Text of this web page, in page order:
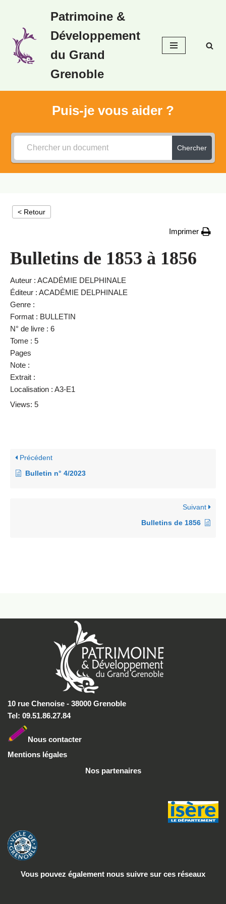
au
contenu
Patrimoine &
Développement
du Grand
Grenoble
Puis-je vous aider ?
Chercher
< Retour
Imprimer
Bulletins de 1853 à 1856
Auteur : ACADÉMIE DELPHINALE
Éditeur : ACADÉMIE DELPHINALE
Genre :
Format : BULLETIN
N° de livre : 6
Tome : 5
Pages
Note :
Extrait :
Localisation : A3-E1
Views: 5
Précédent
Bulletin n° 4/2023
Suivant
Bulletins de 1856
10 rue Chenoise - 38000 Grenoble
Tel: 09.51.86.27.84
Nous contacter
Mentions légales
Nos partenaires
Vous pouvez également nous suivre sur ces réseaux